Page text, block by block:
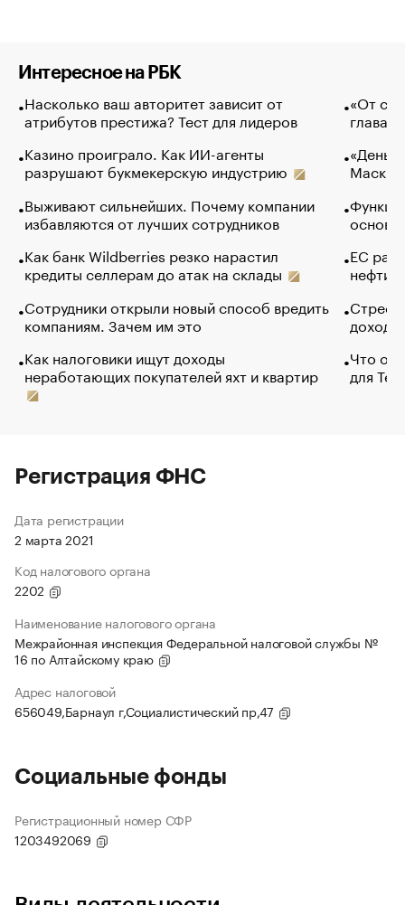
Интересное на РБК
Насколько ваш авторитет зависит от
атрибутов престижа? Тест для лидеров
Казино проиграло. Как ИИ-агенты
разрушают букмекерскую индустрию
Выживают сильнейших. Почему компании
избавляются от лучших сотрудников
Как банк Wildberries резко нарастил
кредиты селлерам до атак на склады
Сотрудники открыли новый способ вредить
компаниям. Зачем им это
Как налоговики ищут доходы
неработающих покупателей яхт и квартир
«От
глава
Маск в
основ
ЕС
нефти
Что
для
Регистрация ФНС
Дата регистрации
2 марта 2021
Код налогового органа
2202
Наименование налогового органа
Межрайонная инспекция Федеральной налоговой службы №
16 по Алтайскому краю
Адрес налоговой
656049,Барнаул г,Социалистический пр,47
Социальные фонды
Регистрационный номер СФР
1203492069